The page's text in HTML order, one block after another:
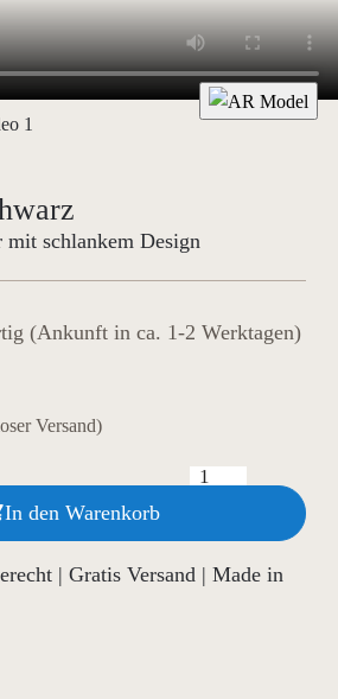
mit schlankem Design
(Ankunft in ca. 1-2 Werktagen)
Versand)
In den Warenkorb
| Gratis Versand | Made in